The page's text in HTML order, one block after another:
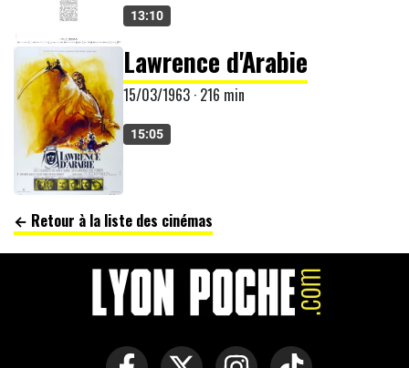
13:10
Lawrence d'Arabie
15/03/1963 · 216 min
15:05
← Retour à la liste des cinémas